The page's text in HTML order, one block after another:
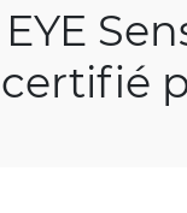
certifié